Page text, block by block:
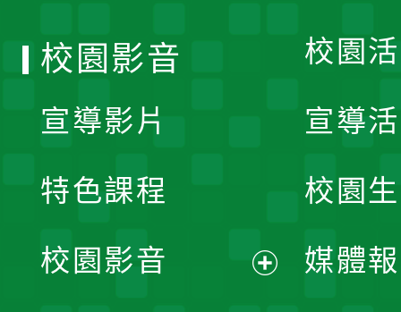
校園
宣導
校園
媒體
校園影音
宣導影片
特色課程
校園影音